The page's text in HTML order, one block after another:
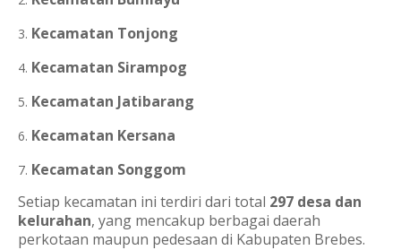
Kecamatan Tonjong
Kecamatan Sirampog
Kecamatan Jatibarang
Kecamatan Kersana
Kecamatan Songgom
Setiap kecamatan ini terdiri dari total 297 desa dan
kelurahan, yang mencakup berbagai daerah
perkotaan maupun pedesaan di Kabupaten Brebes.